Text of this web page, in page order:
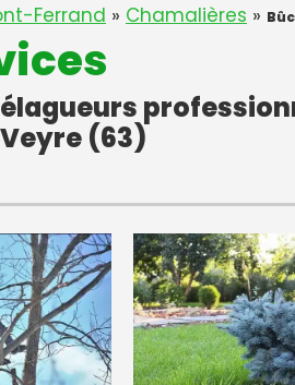
Ferrand » Chamalières »
(63)